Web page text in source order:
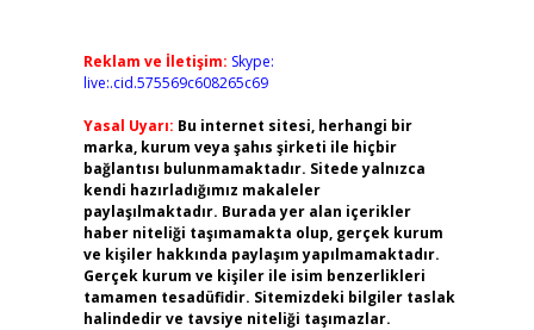
Reklam ve İletişim: Skype:
live:.cid.575569c608265c69
Yasal Uyarı: Bu internet sitesi, herhangi bir
marka, kurum veya şahıs şirketi ile hiçbir
bağlantısı bulunmamaktadır. Sitede yalnızca
kendi hazırladığımız makaleler
paylaşılmaktadır. Burada yer alan içerikler
haber niteliği taşımamakta olup, gerçek kurum
ve kişiler hakkında paylaşım yapılmamaktadır.
Gerçek kurum ve kişiler ile isim benzerlikleri
tamamen tesadüfidir. Sitemizdeki bilgiler taslak
halindedir ve tavsiye niteliği taşımazlar.